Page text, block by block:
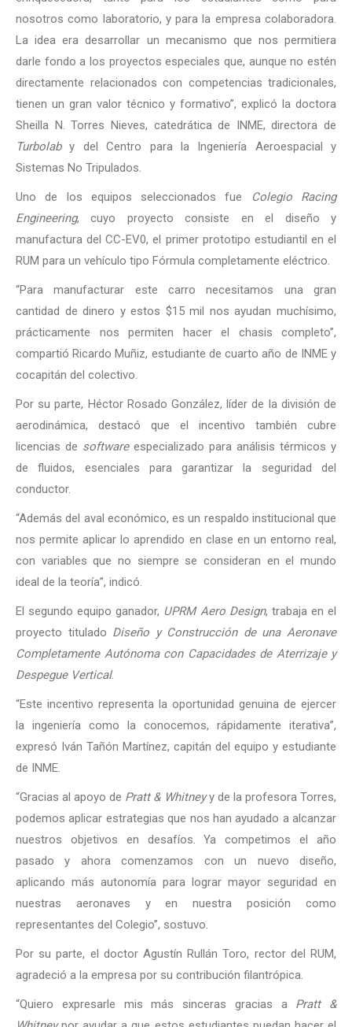
nosotros como laboratorio, y para la empresa colaboradora.
La idea era desarrollar un mecanismo que nos permitiera
darle fondo a los proyectos especiales que, aunque no estén
directamente relacionados con competencias tradicionales,
tienen un gran valor técnico y formativo”, explicó la doctora
Sheilla N. Torres Nieves, catedrática de INME, directora de
Turbolaby del Centro para la Ingeniería Aeroespacial y
Sistemas No Tripulados.
Uno de los equipos seleccionados fue
Colegio Racing
Engineering, cuyo proyecto consiste en el diseño y
manufactura del CC-EV0, el primer prototipo estudiantil en el
RUM para un vehículo tipo Fórmula completamente eléctrico.
“Para manufacturar este carro necesitamos una gran
cantidad de dinero y estos $15 mil nos ayudan muchísimo,
prácticamente nos permiten hacer el chasis completo”,
compartió Ricardo Muñiz, estudiante de cuarto año de INME y
cocapitán del colectivo.
Por su parte, Héctor Rosado González, líder de la división de
aerodinámica, destacó que el incentivo también cubre
licencias de softwareespecializado para análisis térmicos y
de fluidos, esenciales para garantizar la seguridad del
conductor.
“Además del aval económico, es un respaldo institucional que
nos permite aplicar lo aprendido en clase en un entorno real,
con variables que no siempre se consideran en el mundo
ideal de la teoría”, indicó.
El segundo equipo ganador, UPRM Aero Design, trabaja en el
proyecto titulado Diseño y Construcción de una Aeronave
Completamente Autónoma con Capacidades de Aterrizaje y
Despegue Vertical.
“Este incentivo representa la oportunidad genuina de ejercer
la ingeniería como la conocemos, rápidamente iterativa”,
expresó Iván Tañón Martínez, capitán del equipo y estudiante
de INME.
“Gracias al apoyo de Pratt & Whitneyy de la profesora Torres,
podemos aplicar estrategias que nos han ayudado a alcanzar
nuestros objetivos en desafíos. Ya competimos el año
pasado y ahora comenzamos con un nuevo diseño,
aplicando más autonomía para lograr mayor seguridad en
nuestras aeronaves y en nuestra posición como
representantes del Colegio”, sostuvo.
Por su parte, el doctor Agustín Rullán Toro, rector del RUM,
agradeció a la empresa por su contribución filantrópica.
“Quiero expresarle mis más sinceras gracias a Pratt &